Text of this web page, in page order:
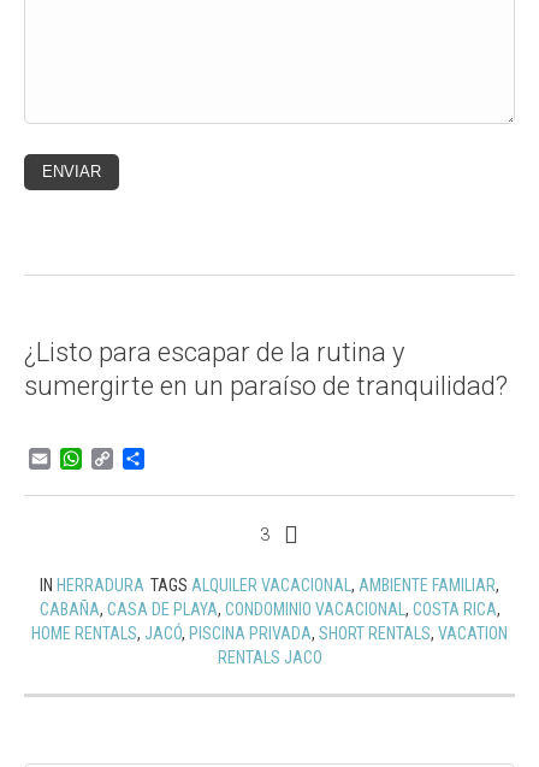
¿Listo para escapar de la rutina y
sumergirte en un paraíso de tranquilidad?
EmailWhatsApp
Copy
3
IN HERRADURA TAGS ALQUILER VACACIONAL , AMBIENTE FAMILIAR,
CABAÑA, CASA DE PLAYA, CONDOMINIO VACACIONAL , COSTA RICA,
HOME RENTALS, JACÓ, PISCINA PRIVADA, SHORT RENTALS, VACATION
RENTALS JACO